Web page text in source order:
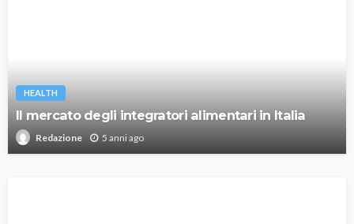
HEALTH
Il mercato degli integratori alimentari in Italia
Redazione 5 anni ago